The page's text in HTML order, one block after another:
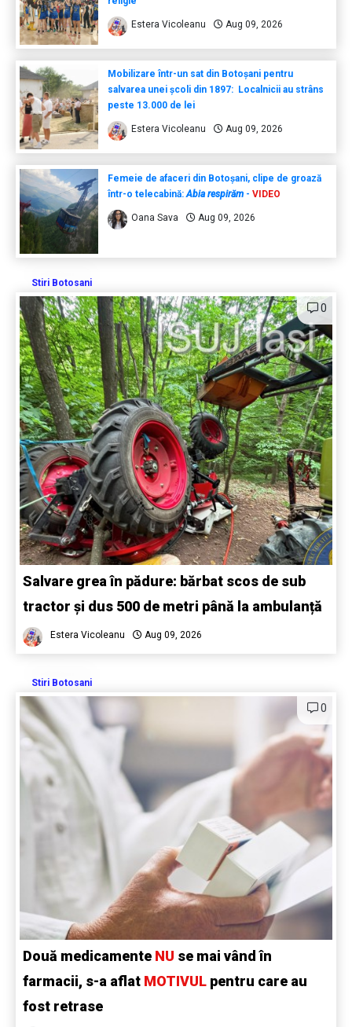
Estera Vicoleanu Aug 09, 2026
Mobilizare într-un sat din Botoșani pentru
salvarea unei școli din 1897: Localnicii au strâns
peste 13.000 de lei
Estera Vicoleanu Aug 09, 2026
Femeie de afaceri din Botoșani, clipe de groază
într-o telecabină:Abia respirăm - VIDEO
Oana Sava Aug 09, 2026
Stiri Botosani
0
Salvare grea în pădure: bărbat scos de sub
tractor și dus 500 de metri până la ambulanță
Estera Vicoleanu Aug 09, 2026
Stiri Botosani
0
Două medicamente NU se mai vând în
farmacii, s-a aflat MOTIVUL pentru care au
fost retrase